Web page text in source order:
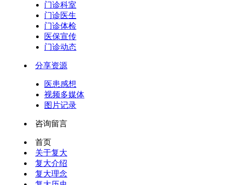
门诊科室
门诊医生
门诊体检
医保宣传
门诊动态
分享资源
医患感想
视频多媒体
图片记录
咨询留言
首页
关于复大
复大介绍
复大理念